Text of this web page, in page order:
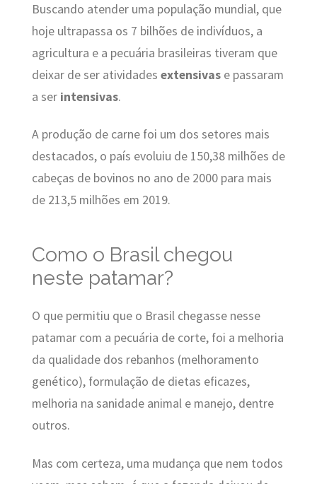
Buscando atender uma população mundial, que
hoje ultrapassa os 7 bilhões de indivíduos, a
agricultura e a pecuária brasileiras tiveram que
deixar de ser atividades extensivase passaram
a ser intensivas.
A produção de carne foi um dos setores mais
destacados, o país evoluiu de 150,38 milhões de
cabeças de bovinos no ano de 2000 para mais
de 213,5 milhões em 2019.
Como o Brasil chegou
neste patamar?
O que permitiu que o Brasil chegasse nesse
patamar com a pecuária de corte, foi a melhoria
da qualidade dos rebanhos (melhoramento
genético), formulação de dietas eficazes,
melhoria na sanidade animal e manejo, dentre
outros.
Mas com certeza, uma mudança que nem todos